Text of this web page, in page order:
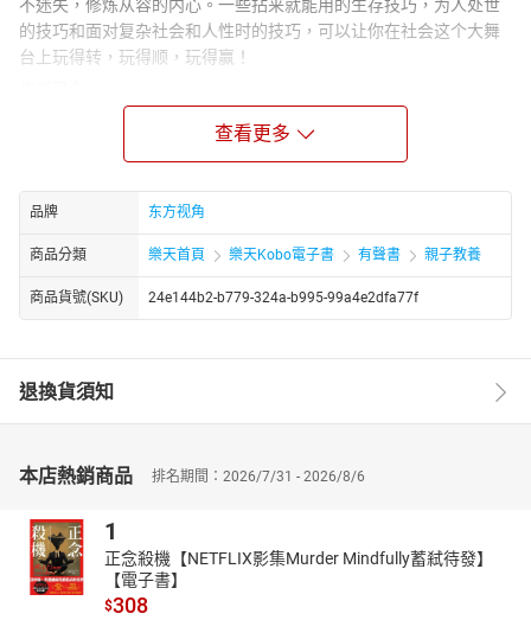
不迷失，修炼从容的内心。一些拈来就能用的生存技巧，为人处世
的技巧和面对复杂社会和人性时的技巧，可以让你在社会这个大舞
台上玩得转，玩得顺，玩得赢！
章岩，中国知名草根心理学家，现居北京，任某传媒机构CEO，
其悟出的一条真谛为：劳心者治人，劳力者治于人。出版图书有
故》《销售中的心理学诡计》，其图书版权输往海外，风靡台湾、
日本、新加坡、东南亚及欧美等20多个国家和地区。目前，章岩被
奉为国内20几岁、30几岁群体的励志教主、心灵导师，其书中的生
猛语录被新浪、腾讯、天涯论坛、猫扑等网站疯狂转载，并被千万
读者写上QQ签名，以此作为人生的座右铭和正确的行动指南。
查看更多
品牌 东方视角
商品分類 樂天首頁 樂天Kobo電子書 有聲書 親子教養
商品貨號(SKU) 24e144b2-b779-324a-b995-99a4e2dfa77f
退換貨須知
本店熱銷商品 排名期間：2026/7/31 - 2026/8/6
1
正念殺機【NETFLIX影集Murder Mindfully蓄弒待發】
【電子書】
$308